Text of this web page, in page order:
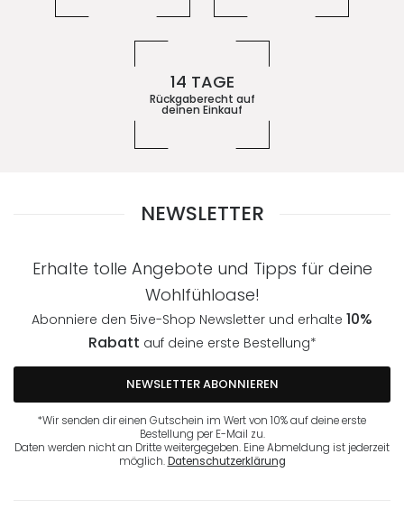
14 TAGE
Rückgaberecht auf
deinen Einkauf
NEWSLETTER
Erhalte tolle Angebote und Tipps für deine
Wohlfühloase!
Abonniere den 5ive-Shop Newsletter und erhalte 10%
Rabatt auf deine erste Bestellung*
NEWSLETTER ABONNIEREN
*Wir senden dir einen Gutschein im Wert von 10% auf deine erste
Bestellung per E-Mail zu.
Daten werden nicht an Dritte weitergegeben. Eine Abmeldung ist jederzeit
möglich.Datenschutzerklärung